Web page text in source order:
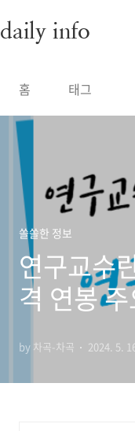
daily info
홈 태그
쏠쏠한 정보
연구교수
격 연봉
by 차곡-차곡 2024. 5.